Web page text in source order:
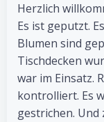
Herzlich
Es ist geputzt.
Blumen sind
Tischdecken
war im Einsatz.
kontrolliert. Es
gestrichen. Und